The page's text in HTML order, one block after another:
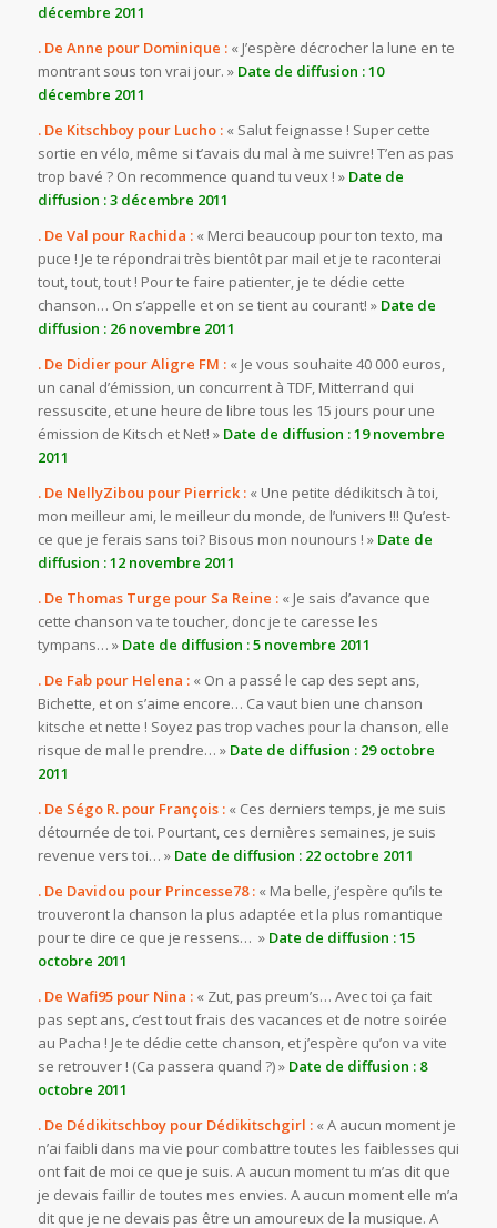
décembre 2011
. De Anne pour Dominique :« J’espère décrocher la lune en te
montrant sous ton vrai jour. » Date de diffusion : 10
décembre 2011
. De Kitschboy pour Lucho :« Salut feignasse ! Super cette
sortie en vélo, même si t’avais du mal à me suivre! T’en as pas
trop bavé ? On recommence quand tu veux ! » Date de
diffusion : 3 décembre 2011
. De Val pour Rachida :« Merci beaucoup pour ton texto, ma
puce ! Je te répondrai très bientôt par mail et je te raconterai
tout, tout, tout ! Pour te faire patienter, je te dédie cette
chanson… On s’appelle et on se tient au courant! » Date de
diffusion : 26 novembre 2011
. De Didier pour Aligre FM :« Je vous souhaite 40 000 euros,
un canal d’émission, un concurrent à TDF, Mitterrand qui
ressuscite, et une heure de libre tous les 15 jours pour une
émission de Kitsch et Net! » Date de diffusion : 19 novembre
2011
. De NellyZibou pour Pierrick :« Une petite dédikitsch à toi,
mon meilleur ami, le meilleur du monde, de l’univers !!! Qu’est-
ce que je ferais sans toi? Bisous mon nounours ! » Date de
diffusion : 12 novembre 2011
. De Thomas Turge pour Sa Reine : « Je sais d’avance que
cette chanson va te toucher, donc je te caresse les
tympans… » Date de diffusion :5 novembre 2011
. De Fab pour Helena :« On a passé le cap des sept ans,
Bichette, et on s’aime encore… Ca vaut bien une chanson
kitsche et nette ! Soyez pas trop vaches pour la chanson, elle
risque de mal le prendre… » Date de diffusion : 29 octobre
2011
. De Ségo R. pour François :« Ces derniers temps, je me suis
détournée de toi. Pourtant, ces dernières semaines, je suis
revenue vers toi… » Date de diffusion : 22 octobre 2011
. De Davidou pour Princesse78 :« Ma belle, j’espère qu’ils te
trouveront la chanson la plus adaptée et la plus romantique
pour te dire ce que je ressens… » Date de diffusion : 15
octobre 2011
. De Wafi95 pour Nina :« Zut, pas preum’s… Avec toi ça fait
pas sept ans, c’est tout frais des vacances et de notre soirée
au Pacha ! Je te dédie cette chanson, et j’espère qu’on va vite
se retrouver ! (Ca passera quand ?) » Date de diffusion : 8
octobre 2011
. De Dédikitschboy pour Dédikitschgirl :« A aucun moment je
n’ai faibli dans ma vie pour combattre toutes les faiblesses qui
ont fait de moi ce que je suis. A aucun moment tu m’as dit que
je devais faillir de toutes mes envies. A aucun moment elle m’a
dit que je ne devais pas être un amoureux de la musique. A